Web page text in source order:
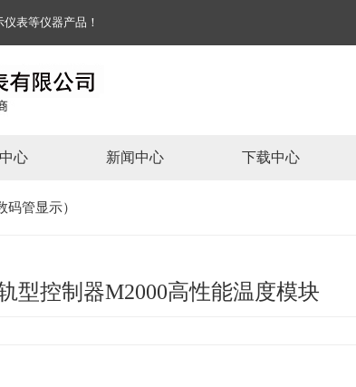
表等仪器产品！
心 新闻中心 下载中心
码管显示）
型控制器M2000高性能温度模块